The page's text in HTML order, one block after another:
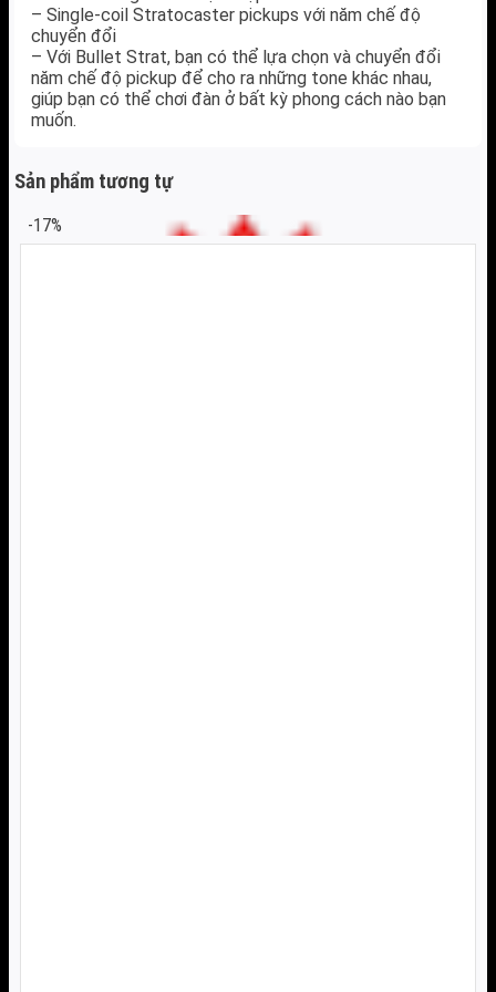
– Single-coil Stratocaster pickups với năm chế độ
chuyển đổi
– Với Bullet Strat, bạn có thể lựa chọn và chuyển đổi
năm chế độ pickup để cho ra những tone khác nhau,
giúp bạn có thể chơi đàn ở bất kỳ phong cách nào bạn
muốn.
Sản phẩm tương tự
-17%